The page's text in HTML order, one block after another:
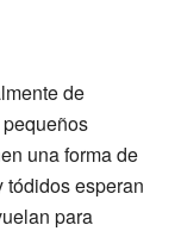
de
pequeños
una forma de
tódidos esperan
para